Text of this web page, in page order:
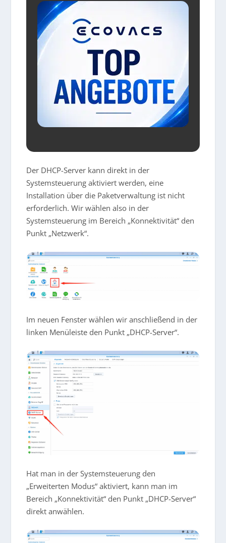
Der DHCP-Server kann direkt in der
Systemsteuerung aktiviert werden, eine
Installation über die Paketverwaltung ist nicht
erforderlich. Wir wählen also in der
Systemsteuerung im Bereich „Konnektivität“ den
Punkt „Netzwerk“.
Im neuen Fenster wählen wir anschließend in der
linken Menüleiste den Punkt „DHCP-Server“.
Hat man in der Systemsteuerung den
„Erweiterten Modus“ aktiviert, kann man im
Bereich „Konnektivität“ den Punkt „DHCP-Server“
direkt anwählen.